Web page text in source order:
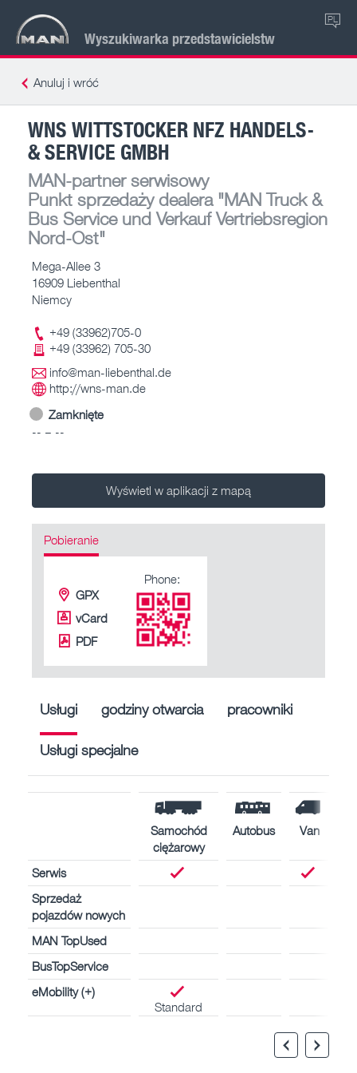
Wyszukiwarka przedstawicielstw
PL
Anuluj i wróć
WNS WITTSTOCKER NFZ HANDELS-
& SERVICE GMBH
MAN-partner serwisowy
Punkt sprzedaży dealera"MAN Truck &
Bus Service und Verkauf Vertriebsregion
Nord-Ost"
Mega-Allee 3
16909 Liebenthal
Niemcy
+49 (33962)705-0
+49 (33962) 705-30
info@man-liebenthal.de
http://wns-man.de
Zamknięte
-- – --
Wyświetl w aplikacji z mapą
Pobieranie
GPX
vCard
PDF
Phone:
Usługi godziny otwarcia pracowniki
Usługi specjalne
Samochód
ciężarowy
Autobus Van
Serwis
Sprzedaż
pojazdów nowych
MAN TopUsed
BusTopService
eMobility (+)
Standard